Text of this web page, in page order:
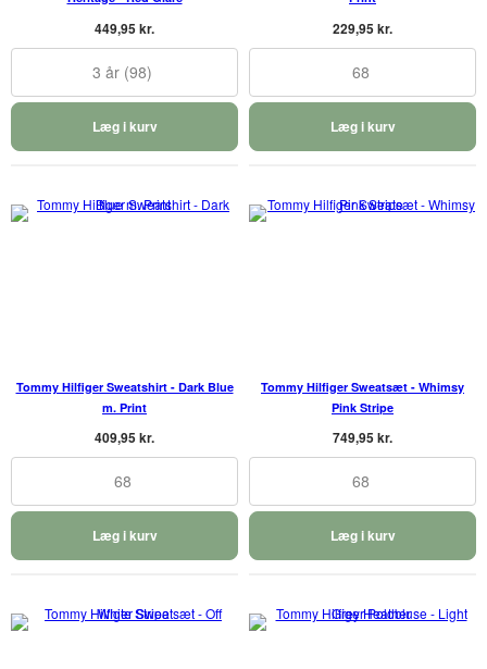
449,95 kr.
3 år (98)
Læg i kurv
229,95 kr.
68
Læg i kurv
Tommy Hilfiger Sweatshirt - Dark Blue
m. Print
409,95 kr.
68
Læg i kurv
Tommy Hilfiger Sweatsæt - Whimsy
Pink Stripe
749,95 kr.
68
Læg i kurv